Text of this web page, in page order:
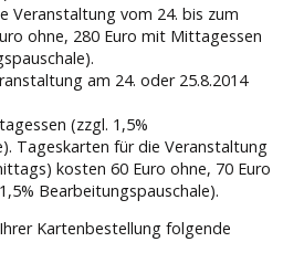
Veranstaltung vom 24. bis zum
ohne, 280 Euro mit Mittagessen
am 24. oder 25.8.2014
(zzgl. 1,5%
Tageskarten für die Veranstaltung
kosten 60 Euro ohne, 70 Euro
Bearbeitungspauschale).
Kartenbestellung folgende